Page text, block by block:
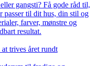
gangsti? Få gode råd til,
til dit hus, din stil og
farver, mønstre og
resultat.
trives året rundt